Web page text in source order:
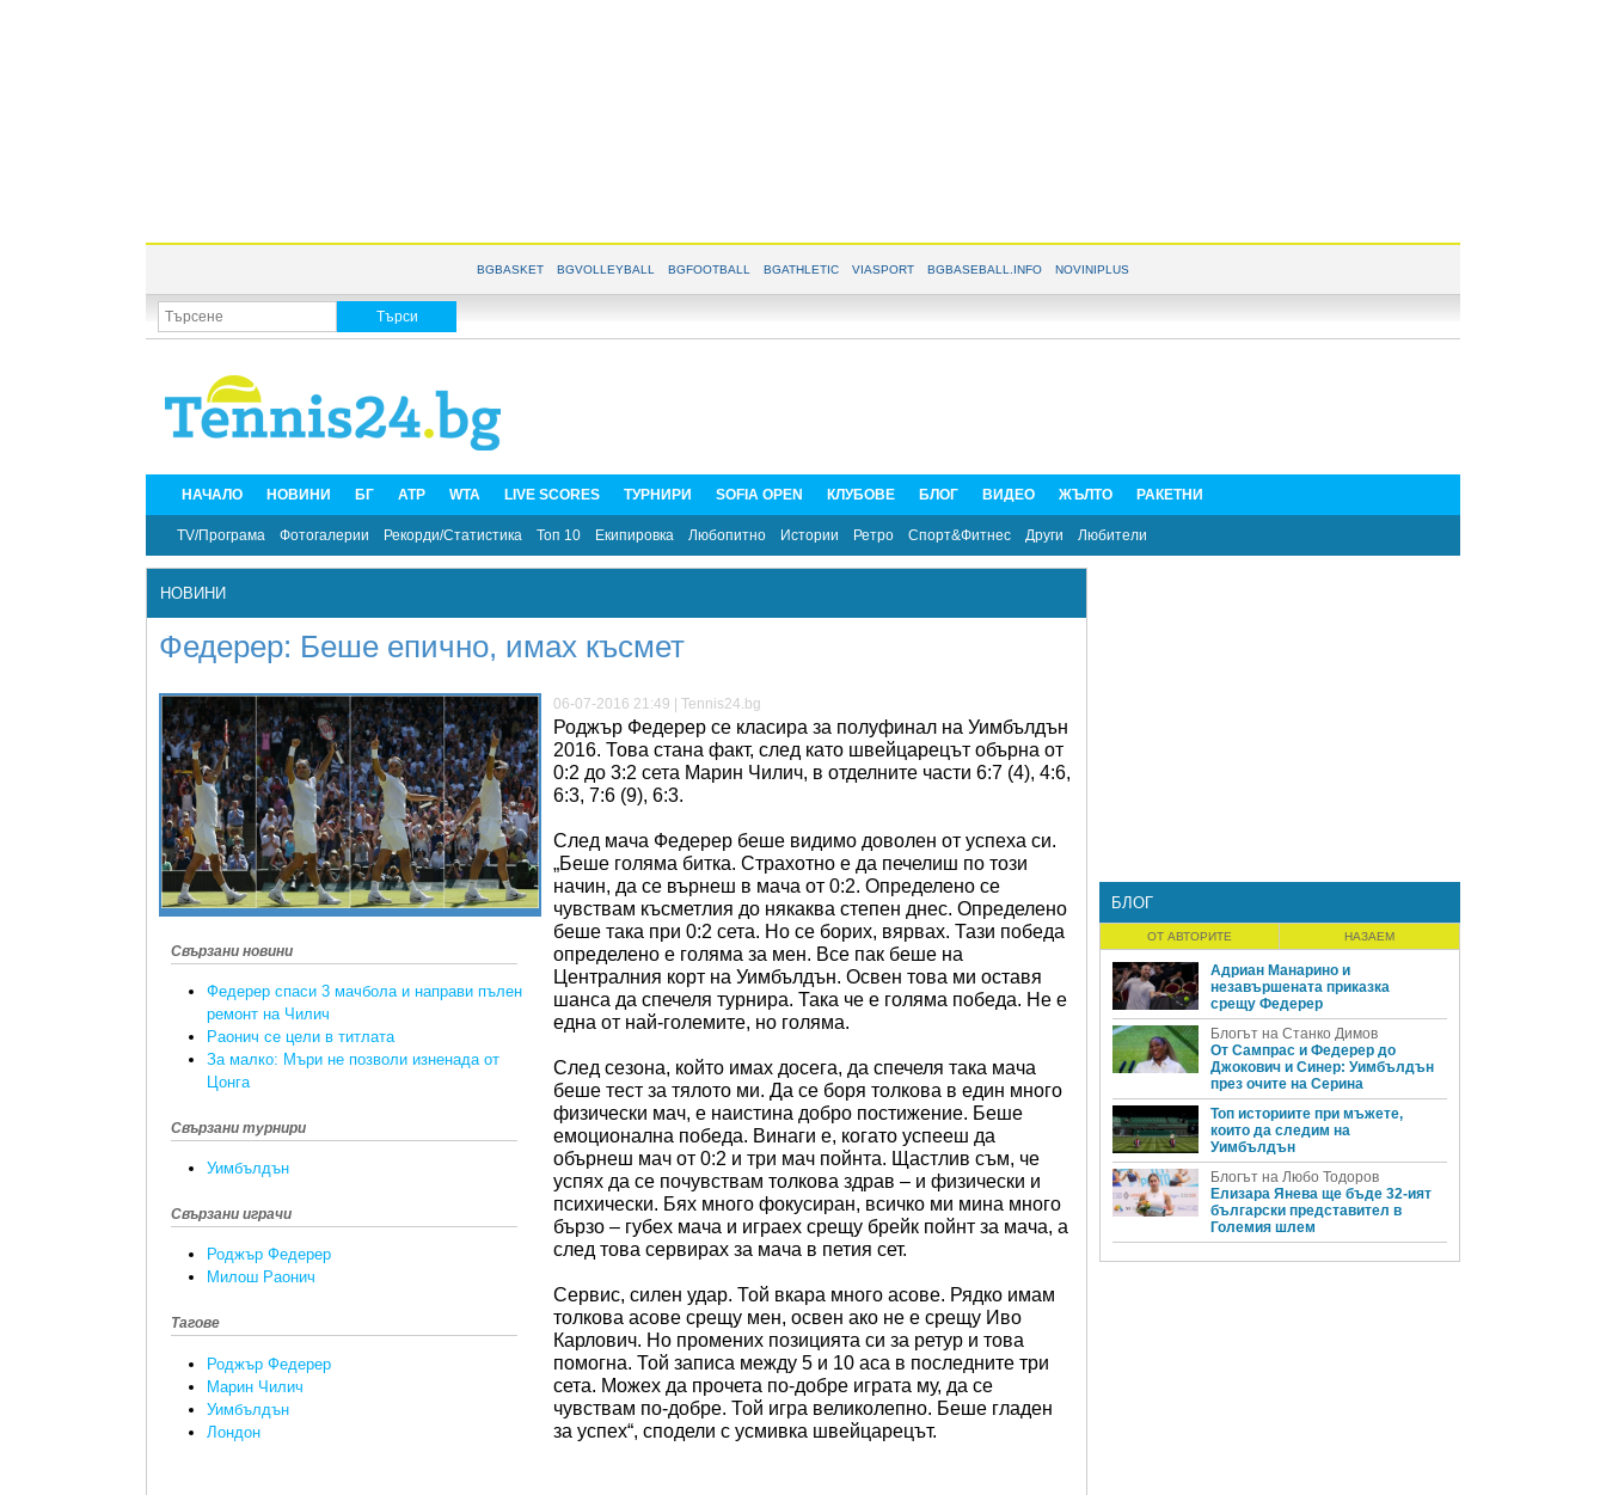
BGBASKET BGVOLLEYBALL BGFOOTBALL BGATHLETIC VIASPORT BGBASEBALL.INFO NOVINIPLUS
НАЧАЛО НОВИНИ БГ ATP WTA LIVE SCORES ТУРНИРИ SOFIA OPEN КЛУБОВЕ БЛОГ ВИДЕО ЖЪЛТО РАКЕТНИ
TV/Програма Фотогалерии Рекорди/Статистика Топ 10 Екипировка Любопитно Истории Ретро Спорт&Фитнес Други Любители
НОВИНИ
Федерер: Беше епично, имах късмет
Свързани новини
Федерер спаси 3 мачбола и направи пълен
ремонт на Чилич
Раонич се цели в титлата
За малко: Мъри не позволи изненада от
Цонга
Свързани турнири
Уимбълдън
Свързани играчи
Роджър Федерер
Милош Раонич
Тагове
Роджър Федерер
Марин Чилич
Уимбълдън
Лондон
06-07-2016 21:49 | Tennis24.bg
Роджър Федерер се класира за полуфинал на Уимбълдън
2016. Това стана факт, след като швейцарецът обърна от
0:2 до 3:2 сета Марин Чилич, в отделните части 6:7 (4), 4:6,
6:3, 7:6 (9), 6:3.
След мача Федерер беше видимо доволен от успеха си.
„Беше голяма битка. Страхотно е да печелиш по този
начин, да се върнеш в мача от 0:2. Определено се
чувствам късметлия до някаква степен днес. Определено
беше така при 0:2 сета. Но се борих, вярвах. Тази победа
определено е голяма за мен. Все пак беше на
Централния корт на Уимбълдън. Освен това ми оставя
шанса да спечеля турнира. Така че е голяма победа. Не е
една от най-големите, но голяма.
След сезона, който имах досега, да спечеля така мача
беше тест за тялото ми. Да се боря толкова в един много
физически мач, е наистина добро постижение. Беше
емоционална победа. Винаги е, когато успееш да
обърнеш мач от 0:2 и три мач пойнта. Щастлив съм, че
успях да се почувствам толкова здрав – и физически и
психически. Бях много фокусиран, всичко ми мина много
бързо – губех мача и играех срещу брейк пойнт за мача, а
след това сервирах за мача в петия сет.
Сервис, силен удар. Той вкара много асове. Рядко имам
толкова асове срещу мен, освен ако не е срещу Иво
Карлович. Но промених позицията си за ретур и това
помогна. Той записа между 5 и 10 аса в последните три
сета. Можех да прочета по-добре играта му, да се
чувствам по-добре. Той игра великолепно. Беше гладен
за успех“, сподели с усмивка швейцарецът.
БЛОГ
ОТ АВТОРИТЕ НАЗАЕМ
Адриан Манарино и
незавършената приказка
срещу Федерер
Блогът на Станко Димов
От Сампрас и Федерер до
Джокович и Синер: Уимбълдън
през очите на Серина
Топ историите при мъжете,
които да следим на
Уимбълдън
Блогът на Любо Тодоров
Елизара Янева ще бъде 32-ият
български представител в
Големия шлем